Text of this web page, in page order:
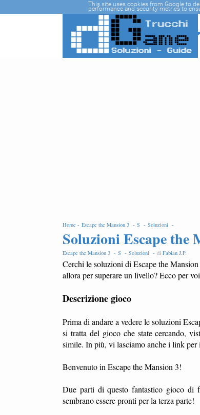
Home - Escape the Mansion 3 - S - Soluzioni -
Soluzioni Escape the
Escape the Mansion 3 - S - Soluzioni - di Fabian J.P.
Cerchi le soluzioni di Escape the
allora per superare un livello? Ecco per
Descrizione gioco
Prima di andare a vedere le soluzioni
si tratta del gioco che state cercando,
simile. In più, vi lasciamo anche i link
Benvenuto in Escape the Mansion 3!
Due parti di questo fantastico gioco
sembrano essere pronti per la terza parte!
This site uses cookies from Google to
performance and security metrics to